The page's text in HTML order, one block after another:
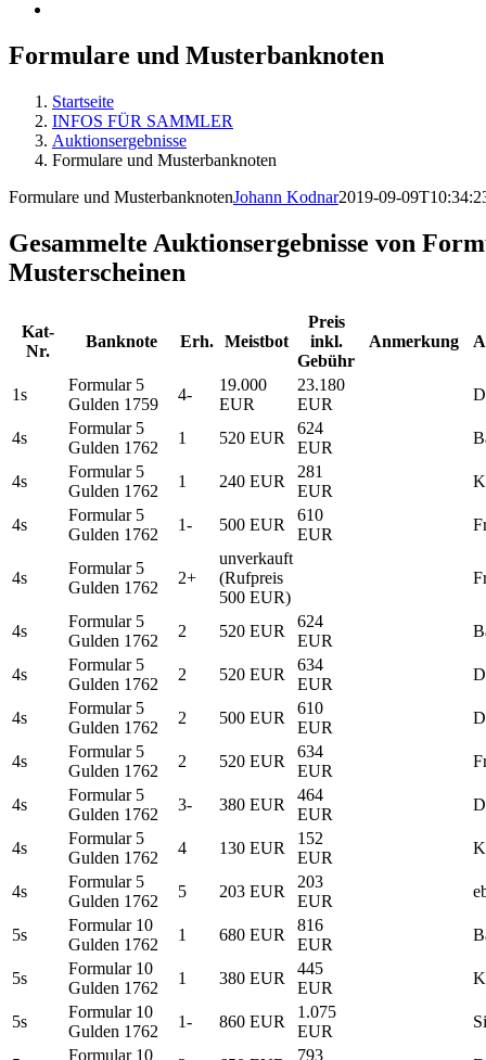
Formulare und Musterbanknoten
Startseite
INFOS FÜR SAMMLER
Auktionsergebnisse
Formulare und Musterbanknoten
Formulare und MusterbanknotenJohann Kodnar2019-09-
Gesammelte Auktionsergebnisse von
Musterscheinen
Kat-
Nr.
Banknote Erh. Meistbot
Preis
inkl.
Gebühr
Anmerkung
1s
Formular 5
Gulden 1759
4-
19.000
EUR
23.180
EUR
4s
Formular 5
Gulden 1762
1 520 EUR
624
EUR
4s
Formular 5
Gulden 1762
1 240 EUR
281
EUR
4s
Formular 5
Gulden 1762
1- 500 EUR
610
EUR
4s
Formular 5
Gulden 1762
2+
unverkauft
(Rufpreis
500 EUR)
4s
Formular 5
Gulden 1762
2 520 EUR
624
EUR
4s
Formular 5
Gulden 1762
2 520 EUR
634
EUR
4s
Formular 5
Gulden 1762
2 500 EUR
610
EUR
4s
Formular 5
Gulden 1762
2 520 EUR
634
EUR
4s
Formular 5
Gulden 1762
3- 380 EUR
464
EUR
4s
Formular 5
Gulden 1762
4 130 EUR
152
EUR
4s
Formular 5
Gulden 1762
5 203 EUR
203
EUR
5s
Formular 10
Gulden 1762
1 680 EUR
816
EUR
5s
Formular 10
Gulden 1762
1 380 EUR
445
EUR
5s
Formular 10
Gulden 1762
1- 860 EUR
1.075
EUR
Formular 10 793